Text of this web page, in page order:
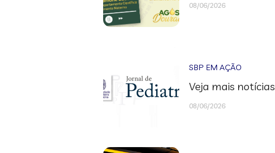
08/06/2026
SBP EM AÇÃO
Veja mais notícias
08/06/2026